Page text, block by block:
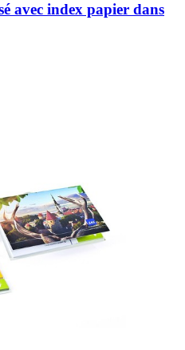
avec index papier dans